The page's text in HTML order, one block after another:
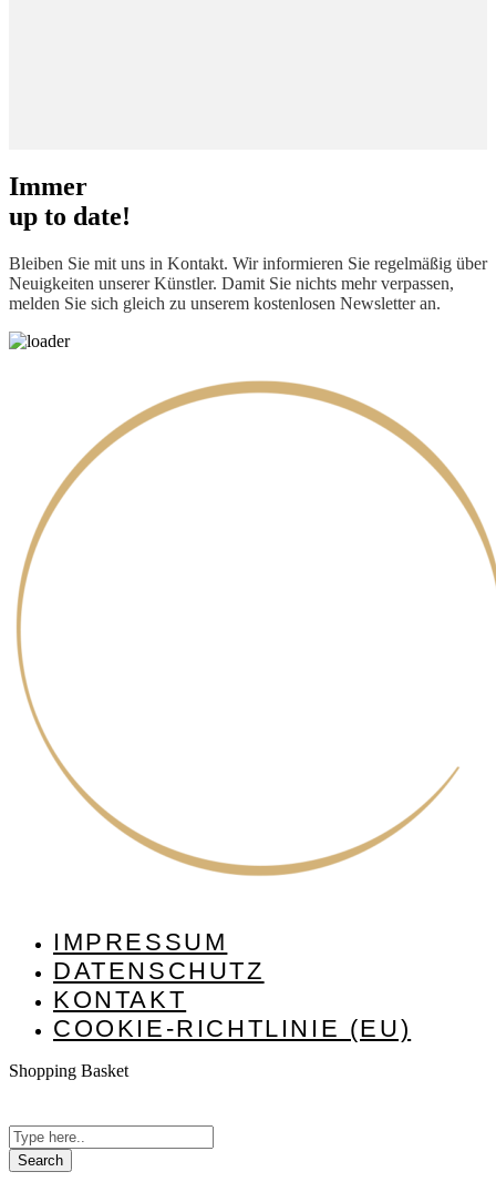
Immer
up to date!
Bleiben Sie mit uns in Kontakt. Wir informieren Sie regelmäßig über
Neuigkeiten unserer Künstler. Damit Sie nichts mehr verpassen,
melden Sie sich gleich zu unserem kostenlosen Newsletter an.
IMPRESSUM
DATENSCHUTZ
KONTAKT
COOKIE-RICHTLINIE (EU)
Shopping Basket